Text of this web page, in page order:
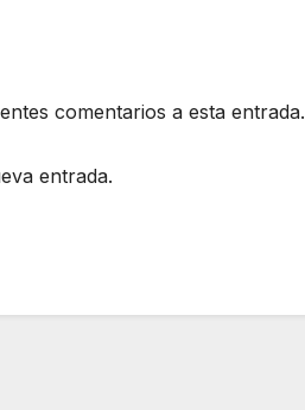
comentarios a esta entrada.
entrada.